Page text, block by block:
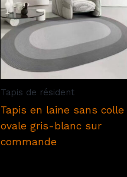
Tapis de résident
Tapis en laine sans colle
ovale gris-blanc sur
commande